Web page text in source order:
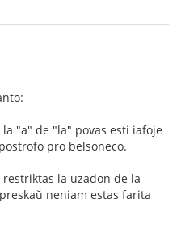
"a" de "la" povas esti iafoje
pro belsoneco.
la uzadon de la
neniam estas farita